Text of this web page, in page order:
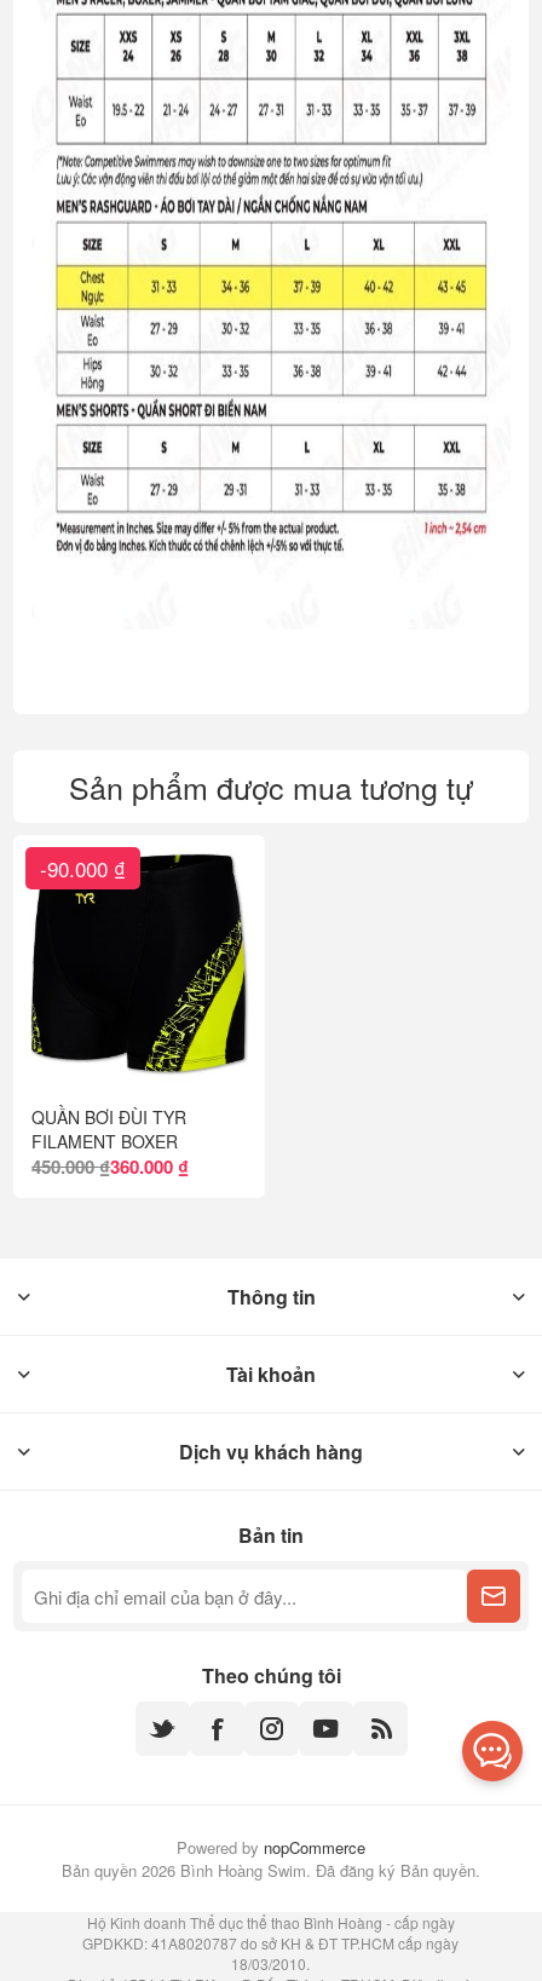
Sản phẩm được mua tương tự
-90.000 ₫
QUẦN BƠI ĐÙI TYR
FILAMENT BOXER
450.000 ₫360.000 ₫
Thông tin
Tài khoản
Dịch vụ khách hàng
Bản tin
Theo chúng tôi
Powered by nopCommerce
Bản quyền 2026 Bình Hoàng Swim. Đã đăng ký Bản quyền.
Hộ Kinh doanh Thể dục thể thao Bình Hoàng - cấp ngày
GPDKKD: 41A8020787 do sở KH & ĐT TP.HCM cấp ngày
18/03/2010.